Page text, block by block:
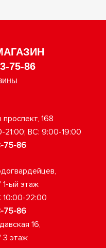
75-86
168
ВС: 9:00-19:00
75-86
1-ый этаж
22:00
75-86
16,
этаж